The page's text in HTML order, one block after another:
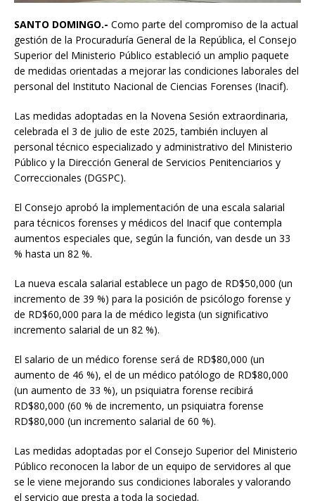
SANTO DOMINGO.- Como parte del compromiso de la actual
gestión de la Procuraduría General de la República, el Consejo
Superior del Ministerio Público estableció un amplio paquete
de medidas orientadas a mejorar las condiciones laborales del
personal del Instituto Nacional de Ciencias Forenses (Inacif).
Las medidas adoptadas en la Novena Sesión extraordinaria,
celebrada el 3 de julio de este 2025, también incluyen al
personal técnico especializado y administrativo del Ministerio
Público y la Dirección General de Servicios Penitenciarios y
Correccionales (DGSPC).
El Consejo aprobó la implementación de una escala salarial
para técnicos forenses y médicos del Inacif que contempla
aumentos especiales que, según la función, van desde un 33
% hasta un 82 %.
La nueva escala salarial establece un pago de RD$50,000 (un
incremento de 39 %) para la posición de psicólogo forense y
de RD$60,000 para la de médico legista (un significativo
incremento salarial de un 82 %).
El salario de un médico forense será de RD$80,000 (un
aumento de 46 %), el de un médico patólogo de RD$80,000
(un aumento de 33 %), un psiquiatra forense recibirá
RD$80,000 (60 % de incremento, un psiquiatra forense
RD$80,000 (un incremento salarial de 60 %).
Las medidas adoptadas por el Consejo Superior del Ministerio
Público reconocen la labor de un equipo de servidores al que
se le viene mejorando sus condiciones laborales y valorando
el servicio que presta a toda la sociedad.